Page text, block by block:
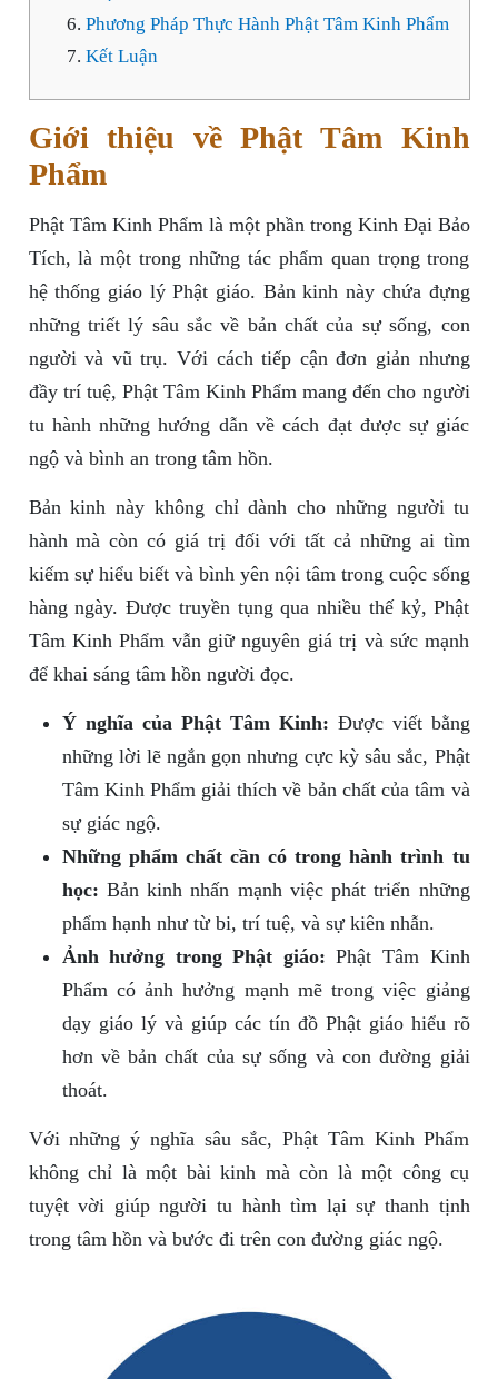
Phương Pháp Thực Hành Phật Tâm Kinh Phẩm
Kết Luận
Giới thiệu về Phật Tâm Kinh
Phẩm
Phật Tâm Kinh Phẩm là một phần trong Kinh Đại Bảo
Tích, là một trong những tác phẩm quan trọng trong
hệ thống giáo lý Phật giáo. Bản kinh này chứa đựng
những triết lý sâu sắc về bản chất của sự sống, con
người và vũ trụ. Với cách tiếp cận đơn giản nhưng
đầy trí tuệ, Phật Tâm Kinh Phẩm mang đến cho người
tu hành những hướng dẫn về cách đạt được sự giác
ngộ và bình an trong tâm hồn.
Bản kinh này không chỉ dành cho những người tu
hành mà còn có giá trị đối với tất cả những ai tìm
kiếm sự hiểu biết và bình yên nội tâm trong cuộc sống
hàng ngày. Được truyền tụng qua nhiều thế kỷ, Phật
Tâm Kinh Phẩm vẫn giữ nguyên giá trị và sức mạnh
để khai sáng tâm hồn người đọc.
Ý nghĩa của Phật Tâm Kinh: Được viết bằng
những lời lẽ ngắn gọn nhưng cực kỳ sâu sắc, Phật
Tâm Kinh Phẩm giải thích về bản chất của tâm và
sự giác ngộ.
Những phẩm chất cần có trong hành trình tu
học: Bản kinh nhấn mạnh việc phát triển những
phẩm hạnh như từ bi, trí tuệ, và sự kiên nhẫn.
Ảnh hưởng trong Phật giáo: Phật Tâm Kinh
Phẩm có ảnh hưởng mạnh mẽ trong việc giảng
dạy giáo lý và giúp các tín đồ Phật giáo hiểu rõ
hơn về bản chất của sự sống và con đường giải
thoát.
Với những ý nghĩa sâu sắc, Phật Tâm Kinh Phẩm
không chỉ là một bài kinh mà còn là một công cụ
tuyệt vời giúp người tu hành tìm lại sự thanh tịnh
trong tâm hồn và bước đi trên con đường giác ngộ.